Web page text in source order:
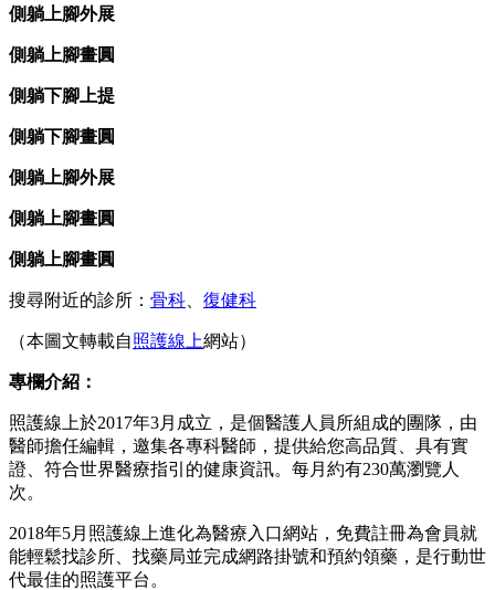
側躺上腳外展
側躺上腳畫圓
側躺下腳上提
側躺下腳畫圓
側躺上腳外展
側躺上腳畫圓
側躺上腳畫圓
搜尋附近的診所： 骨科 復健科
（本圖文轉載自照護線上網站）
專欄介紹：
照護線上於2017年3月成立，是個醫護人員所組成的團隊，由
醫師擔任編輯，邀集各專科醫師，提供給您高品質、具有實
證、符合世界醫療指引的健康資訊。每月約有230萬瀏覽人
次。
2018年5月照護線上進化為醫療入口網站，免費註冊為會員就
能輕鬆找診所、找藥局並完成網路掛號和預約領藥，是行動世
代最佳的照護平台。